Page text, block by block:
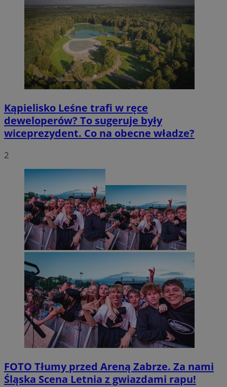
Kąpielisko Leśne trafi w ręce
deweloperów? To sugeruje były
wiceprezydent. Co na obecne władze?
2
FOTO Tłumy przed Areną Zabrze. Za nami
Śląska Scena Letnia z gwiazdami rapu!